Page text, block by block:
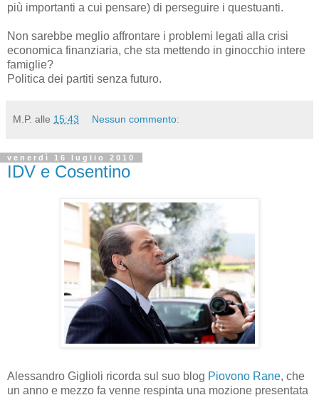
più importanti a cui pensare) di perseguire i questuanti.
Non sarebbe meglio affrontare i problemi legati alla crisi
economica finanziaria, che sta mettendo in ginocchio intere
famiglie?
Politica dei partiti senza futuro.
M.P. alle 15:43 Nessun commento:
venerdì 16 luglio 2010
IDV e Cosentino
Alessandro Giglioli ricorda sul suo blog Piovono Rane, che
un anno e mezzo fa venne respinta una mozione presentata